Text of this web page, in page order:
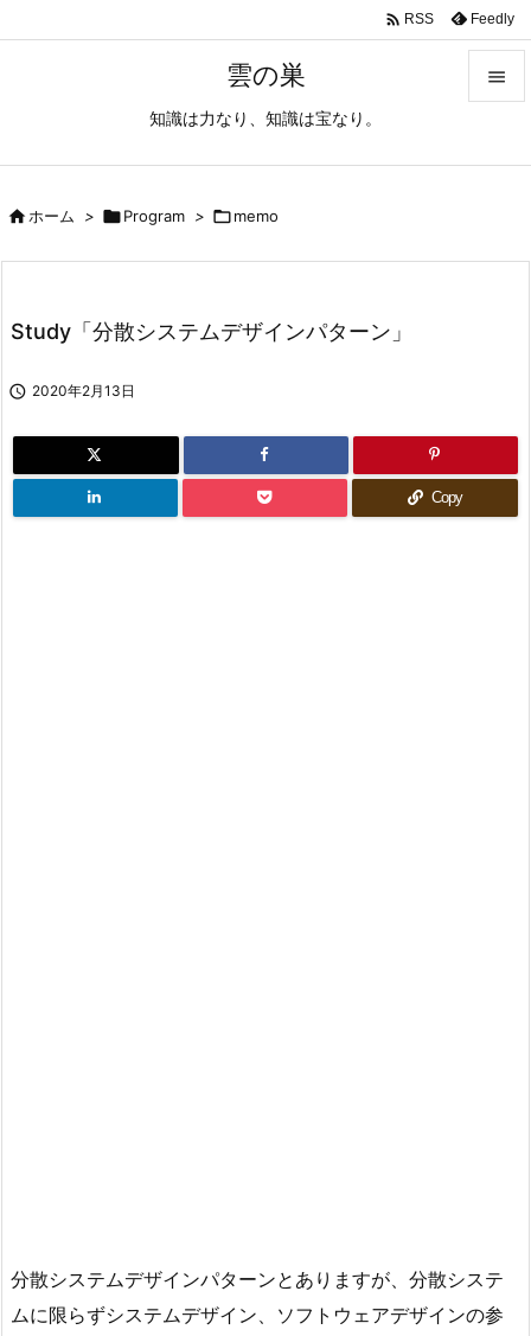
雲の巣
知識は力なり、知識は宝なり。

 RSS Feedly
ホーム > Program > memo
Study「分散システムデザインパターン」
 2020年2月13日
Copy
分散システムデザインパターンとありますが、分散システ
ムに限らずシステムデザイン、ソフトウェアデザインの参